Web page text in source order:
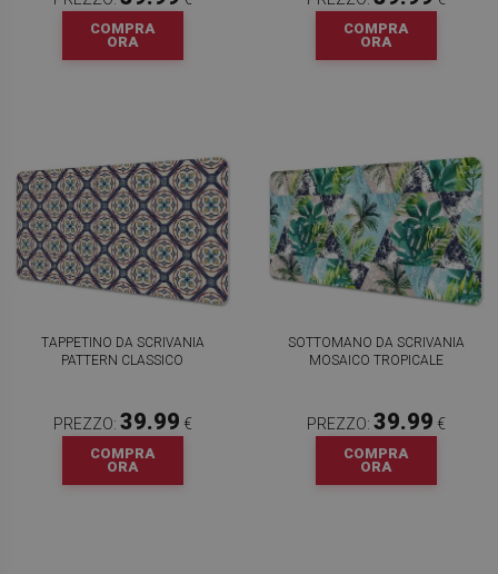
COMPRA
ORA
COMPRA
ORA
TAPPETINO DA SCRIVANIA
PATTERN CLASSICO
PREZZO: 39.99 €
COMPRA
ORA
SOTTOMANO DA SCRIVANIA
MOSAICO TROPICALE
PREZZO: 39.99 €
COMPRA
ORA